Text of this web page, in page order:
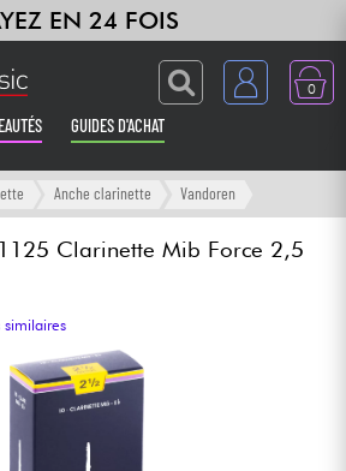
EN 24 FOIS
0
GUIDES D'ACHAT
Anche clarinette Vandoren
Clarinette Mib Force 2,5
similaires